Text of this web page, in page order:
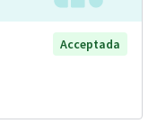
Acceptada